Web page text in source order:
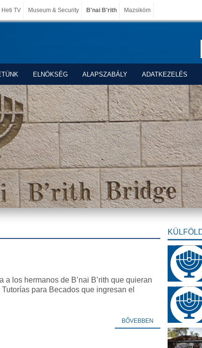
Heti TV Museum & Security B'nai B'rith Mazsiköm
ELNÖKSÉG ALAPSZABÁLY ADATKEZELÉS
a los hermanos de B’nai B’rith que quieran
para Becados que ingresan el
BŐVEBBEN